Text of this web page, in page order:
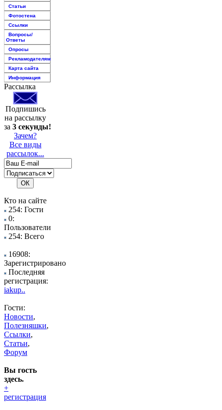
Статьи
Фотостена
Ссылки
Вопросы/
Ответы
Опросы
Рекламодателям
Карта сайта
Информация
Рассылка
Подпишись
на рассылку
за 3 секунды!
Зачем?
Все виды
рассылок...
Кто на сайте
254: Гости
0:
Пользователи
254: Всего
16908:
Зарегистрировано
Последняя
регистрация:
iakup..
Гости:
Новости,
Полезняшки,
Ссылки,
Статьи,
Форум
Вы гость
здесь.
+
регистрация